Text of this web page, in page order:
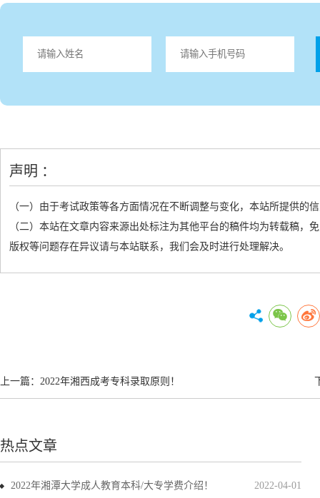
声明 ：
（一）由于考试政策等各方面情况在不断调整与变化，本站所提供的
（二）本站在文章内容来源出处标注为其他平台的稿件均为转载稿
版权等问题存在异议请与本站联系，我们会及时进行处理解决。
上一篇： 2022年湘西成考专科录取原则！
热点文章
2022-04-01
2022年湘潭大学成人教育本科/大专学费介绍！